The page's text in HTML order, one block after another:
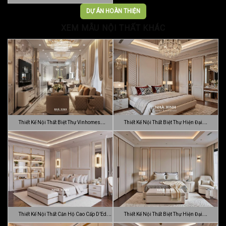
DỰ ÁN HOÀN THIỆN
Thiết Kế Nội Thất Biệt Thự Vinhomes
Gran…
Thiết Kế Nội Thất Biệt Thự Hiện Đại
Sang…
Thiết Kế Nội Thất Căn Hộ Cao Cấp D’Edge Thiết Kế Nội Thất Biệt Thự Hiện Đại